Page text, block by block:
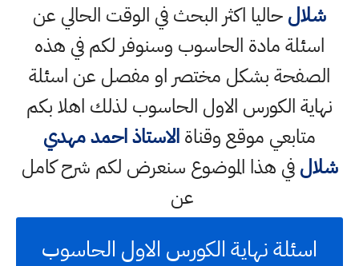
شلالحاليا اكثر البحث في الوقت الحالي عن
اسئلة مادة الحاسوب وسنوفر لكم في هذه
الصفحة بشكل مختصر او مفصل عن اسئلة
نهاية الكورس الاول الحاسوب لذلك اهلا بكم
متابعي موقع وقناةالاستاذ احمد مهدي
شلالفي هذا الموضوع سنعرض لكم شرح كامل
عن
اسئلة نهاية الكورس الاول الحاسوب